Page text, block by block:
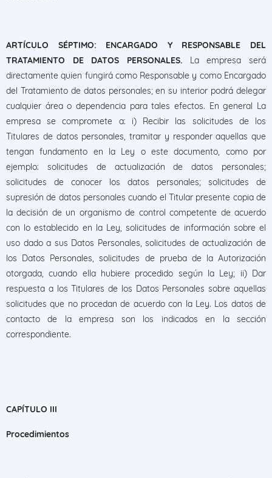
ARTÍCULO SÉPTIMO: ENCARGADO Y RESPONSABLE DEL
TRATAMIENTO DE DATOS PERSONALES. La empresa será
directamente quien fungirá como Responsable y como Encargado
del Tratamiento de datos personales; en su interior podrá delegar
cualquier área o dependencia para tales efectos. En general La
empresa se compromete a: i) Recibir las solicitudes de los
Titulares de datos personales, tramitar y responder aquellas que
tengan fundamento en la Ley o este documento, como por
ejemplo: solicitudes de actualización de datos personales;
solicitudes de conocer los datos personales; solicitudes de
supresión de datos personales cuando el Titular presente copia de
la decisión de un organismo de control competente de acuerdo
con lo establecido en la Ley, solicitudes de información sobre el
uso dado a sus Datos Personales, solicitudes de actualización de
los Datos Personales, solicitudes de prueba de la Autorización
otorgada, cuando ella hubiere procedido según la Ley; ii) Dar
respuesta a los Titulares de los Datos Personales sobre aquellas
solicitudes que no procedan de acuerdo con la Ley. Los datos de
contacto de la empresa son los indicados en la sección
correspondiente.
CAPÍTULO III
Procedimientos